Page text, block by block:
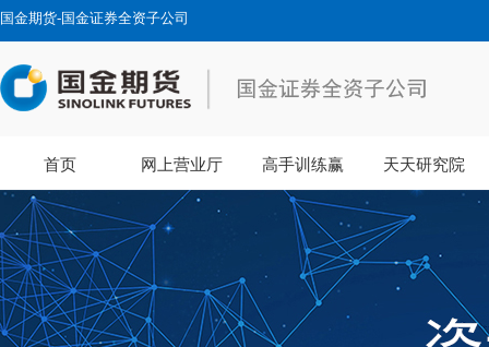
国金期货-国金证券全资子公司
首页 网上营业厅 高手训练赢 天天研究院